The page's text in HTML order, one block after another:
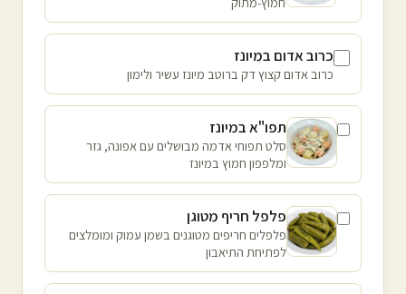
כרוב אדום במיונז
כרוב אדום קצוץ דק ברוטב מיונז עשיר ולימון
תפו"א במיונז
סלט תפוחי אדמה מבושלים עם אפונה, גזר
ומלפפון חמוץ במיונז
פלפל חריף מטוגן
פלפלים חריפים מטוגנים בשמן עמוק ומומלצים
לפתיחת התיאבון